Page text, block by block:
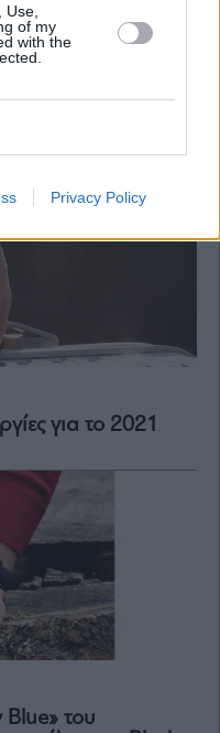
of my
with the
Privacy Policy
για το 2021
του